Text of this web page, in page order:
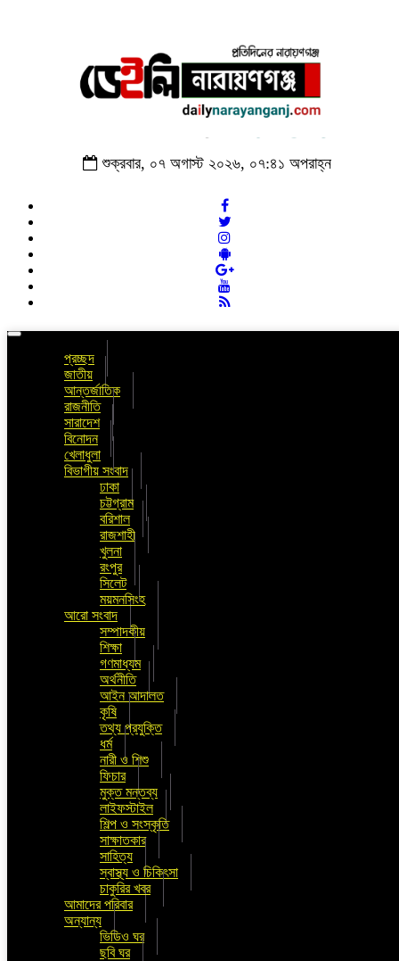
শুক্রবার, ০৭ অগাস্ট ২০২৬, ০৭:৪১ অপরাহ্ন
Toggle
navigationপ্রচ্ছদ
জাতীয়
আন্তর্জাতিক
রাজনীতি
সারাদেশ
বিনোদন
খেলাধুলা
বিভাগীয় সংবাদ
ঢাকা
চট্টগ্রাম
বরিশাল
রাজশাহী
খুলনা
রংপুর
সিলেট
ময়মনসিংহ
আরো সংবাদ
সম্পাদকীয়
শিক্ষা
গণমাধ্যম
অর্থনীতি
আইন আদালত
কৃষি
তথ্য প্রযুক্তি
ধর্ম
নারী ও শিশু
ফিচার
মুক্ত মন্তব্য
লাইফস্টাইল
শিল্প ও সংস্কৃতি
সাক্ষাতকার
সাহিত্য
স্বাস্থ্য ও চিকিৎসা
চাকুরির খবর
আমাদের পরিবার
অন্যান্য
ভিডিও ঘর
ছবি ঘর